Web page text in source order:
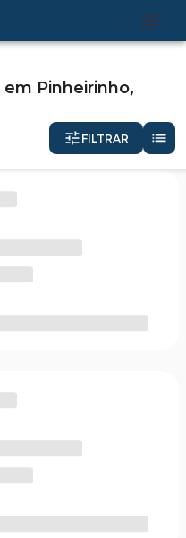
em Pinheirinho,
FILTRAR